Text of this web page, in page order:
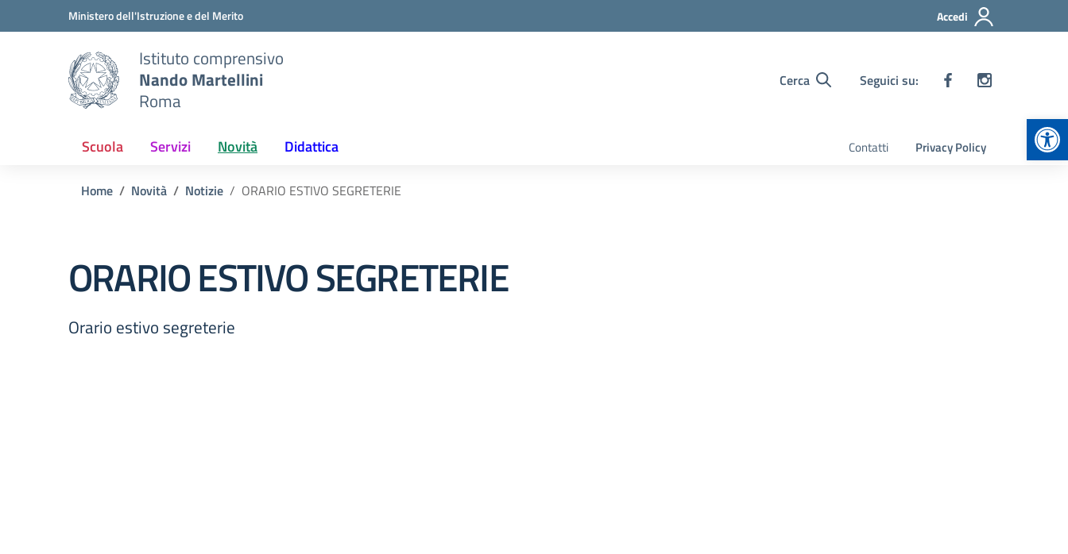
Vai ai contenuti
Vai al menu di navigazioneMinistero dell'Istruzione e del Merito Accedi
Istituto comprensivo
Nando Martellini
Roma
Cerca Seguici su:
Scuola Servizi Novità Didattica Contatti Privacy Policy
Home Novità Notizie ORARIO ESTIVO SEGRETERIE
ORARIO ESTIVO SEGRETERIE
Orario estivo segreterie